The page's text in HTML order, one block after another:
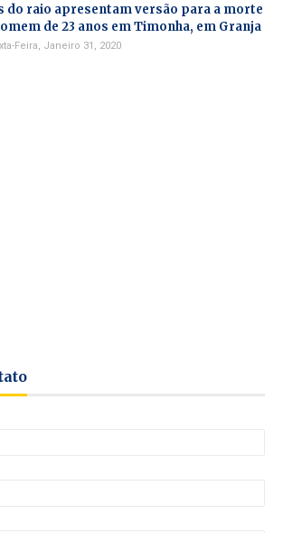
do raio apresentam versão para a morte
de 23 anos em Timonha, em Granja
Feira, Janeiro 31, 2020